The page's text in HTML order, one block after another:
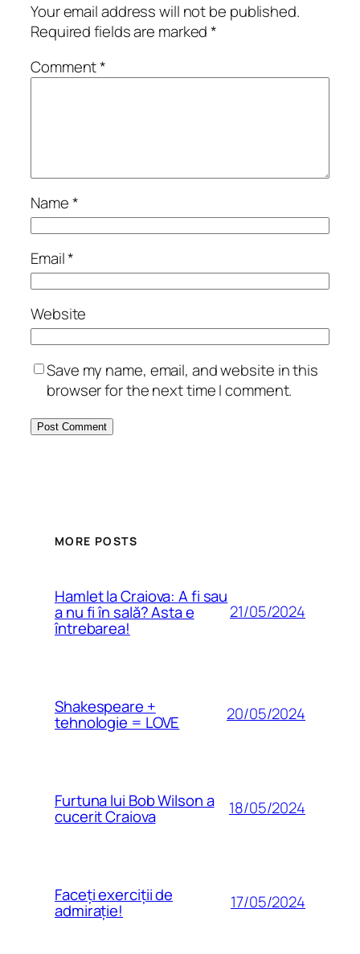
Your email address will not be published.
Required fields are marked*
Comment*
Name*
Email*
Website
Save my name, email, and website in this
browser for the next time I comment.
MORE POSTS
Hamlet la Craiova: A fi sau
a nu fi în sală? Asta e
întrebarea!
21/05/2024
Shakespeare +
tehnologie = LOVE 20/05/2024
Furtuna lui Bob Wilson a
cucerit Craiova 18/05/2024
Faceți exerciții de
admirație! 17/05/2024